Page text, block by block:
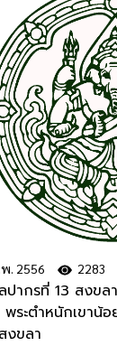
. 2556 2283
ปากรที่ 13 สงขล
ระตำหนักเขาน้อ
งขลา